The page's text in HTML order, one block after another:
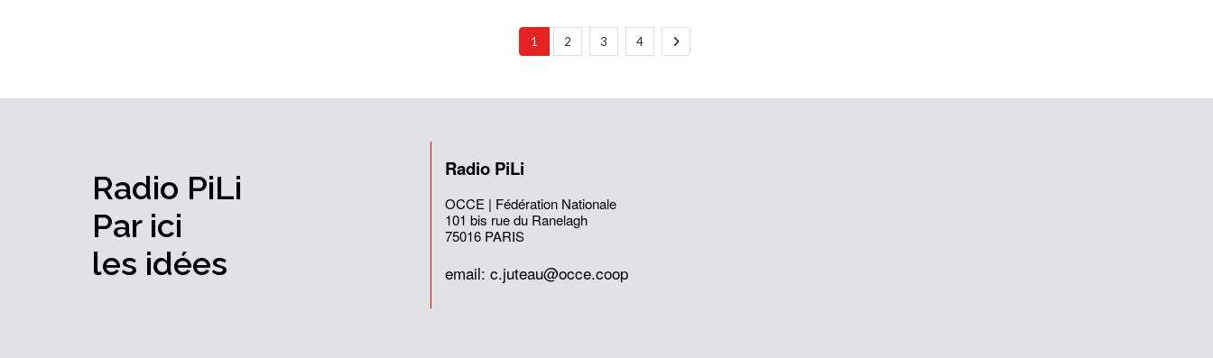
1 2 3 4
Radio PiLi
Par ici
les idées
Radio PiLi
OCCE | Fédération Nationale
101 bis rue du Ranelagh
75016 PARIS
email: c.juteau@occe.coop